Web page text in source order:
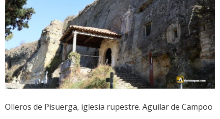
Olleros de Pisuerga, iglesia rupestre. Aguilar de Campoo